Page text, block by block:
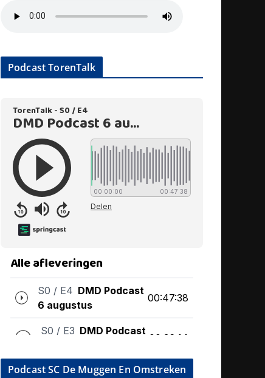
Podcast TorenTalk
Podcast SC De Muggen En Omstreken